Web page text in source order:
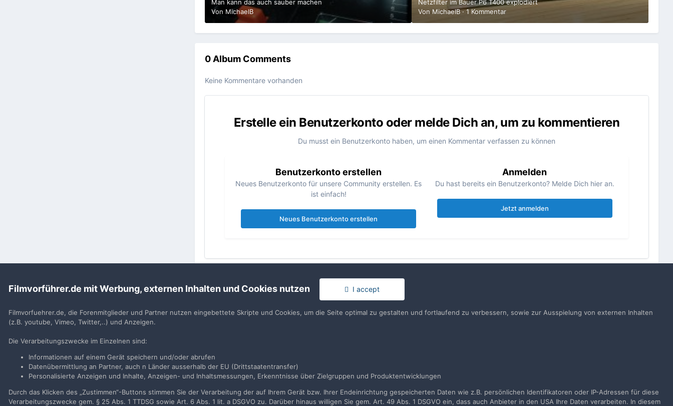
Man kann das auch sauber machen
Von MichaelB
Netzfilter im Bauer P6 T400 explodiert
Von MichaelB·1 Kommentar
0 Album Comments
Keine Kommentare vorhanden
Erstelle ein Benutzerkonto oder melde Dich an, um zu kommentieren
Du musst ein Benutzerkonto haben, um einen Kommentar verfassen zu können
Benutzerkonto erstellen
Neues Benutzerkonto für unsere Community erstellen. Es
ist einfach!
Neues Benutzerkonto erstellen
Anmelden
Du hast bereits ein Benutzerkonto? Melde Dich hier an.
Jetzt anmelden
Startseite Galerie Alben von Mitglieder Fundstücke
Filmvorführer.de via Google durchsuchen:
Sprache Impressum / Datenschutzerklärung
Realisierung: IN-Solution
Filmvorführer.de mit Werbung, externen Inhalten und Cookies nutzen I accept
Filmvorfuehrer.de, die Forenmitglieder und Partner nutzen eingebettete Skripte und Cookies, um die Seite optimal zu gestalten und fortlaufend zu verbessern, sowie zur Ausspielung von externen Inhalten
(z.B. youtube, Vimeo, Twitter,..) und Anzeigen.
Die Verarbeitungszwecke im Einzelnen sind:
Informationen auf einem Gerät speichern und/oder abrufen
Datenübermittlung an Partner, auch n Länder ausserhalb der EU (Drittstaatentransfer)
Personalisierte Anzeigen und Inhalte, Anzeigen- und Inhaltsmessungen, Erkenntnisse über Zielgruppen und Produktentwicklungen
Durch das Klicken des „Zustimmen“-Buttons stimmen Sie der Verarbeitung der auf Ihrem Gerät bzw. Ihrer Endeinrichtung gespeicherten Daten wie z.B. persönlichen Identifikatoren oder IP-Adressen für diese
Verarbeitungszwecke gem. § 25 Abs. 1 TTDSG sowie Art. 6 Abs. 1 lit. a DSGVO zu. Darüber hinaus willigen Sie gem. Art. 49 Abs. 1 DSGVO ein, dass auch Anbieter in den USA Ihre Daten verarbeiten. In diesem